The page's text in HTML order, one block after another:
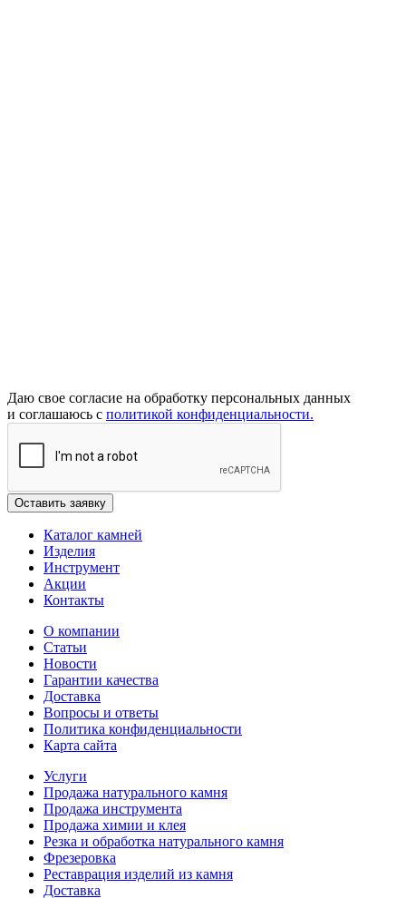
Даю свое согласие на обработку персональных данных
и соглашаюсь с политикой конфиденциальности.
Каталог камней
Изделия
Инструмент
Акции
Контакты
О компании
Статьи
Новости
Гарантии качества
Доставка
Вопросы и ответы
Политика конфиденциальности
Карта сайта
Услуги
Продажа натурального камня
Продажа инструмента
Продажа химии и клея
Резка и обработка натурального камня
Фрезеровка
Реставрация изделий из камня
Доставка